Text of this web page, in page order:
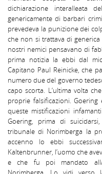
dichiarazione interalleata
genericamente di barbari
prevedeva la punizione dei
che non si trattava di
nostri nemici pensavano di
prima notizia la ebbi dal
Capitano Paul Reinicke, che
numero due del governo
capo scorta. L’ultima volta
proprie falsificazioni.
queste mistificazioni
Goering, prima di
tribunale di Norimberga la
accenno lo ebbi
Kaltenbrunner, l’uomo che
e che fu poi mandato